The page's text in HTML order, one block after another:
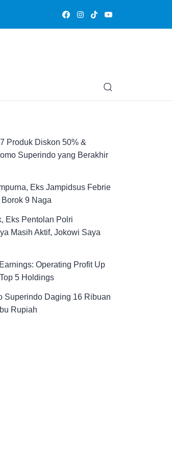
Edukasi
Produk Diskon 50% &
Superindo yang Berakhir
Eks Jampidsus Febrie
9 Naga
Eks Pentolan Polri
Masih Aktif, Jokowi Saya
Operating Profit Up
5 Holdings
Superindo Daging 16 Ribuan
Rupiah